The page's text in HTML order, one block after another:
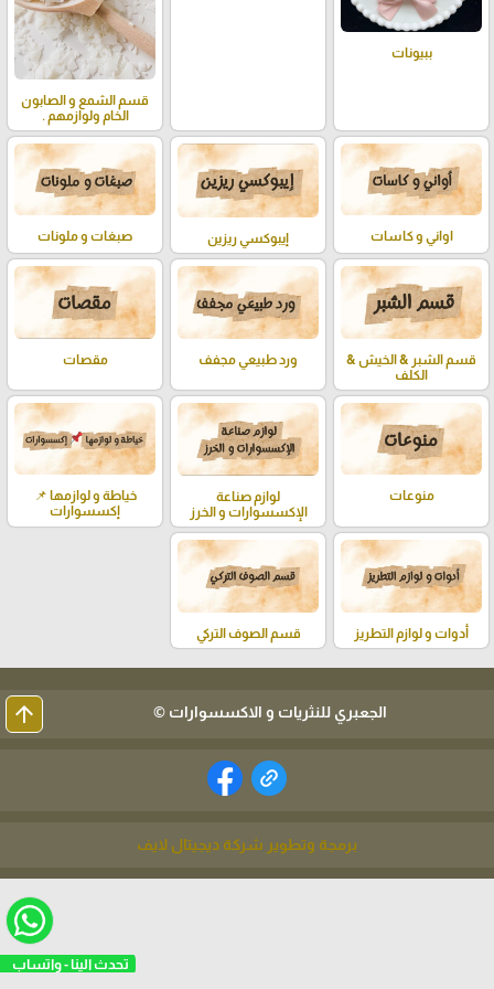
تحدث الينا - واتساب
ببيونات
قسم الشمع و الصابون
الخام ولوازمهم .
اواني و كاسات إيبوكسي ريزين صبغات و ملونات
قسم الشبر & الخيش &
الكلف
ورد طبيعي مجفف مقصات
منوعات
لوازم صناعة
الإكسسوارات و الخرز
خياطة و لوازمها 📌
إكسسوارات
أدوات و لوازم التطريز قسم الصوف التركي
الجعبري للنثريات و الاكسسوارات © arrow_upward
برمجة وتطوير شركة ديجيتال لايف